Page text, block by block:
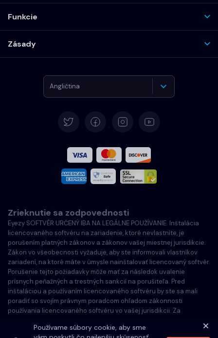
Používame súbory cookie, aby sme
Funkcie
Zásady
Angličtina
Francúzština
Taliansky
Português
Türkçe
Poľský
Zrieknutie sa zodpovednosti
Eyezy SOFTVÉR URČENÝ IBA NA LEGÁLNE POUŽÍVANIE. Inštalácia
licencovaného softvéru na zariadenie, ktoré nevlastníte, je
porušením platných zákonov a zákonov vašej miestnej jurisdikcie.
Zákon vo všeobecnosti vyžaduje, aby ste informovali vlastníkov
zariadení, na ktoré máte v úmysle nainštalovať licencovaný softvér.
Porušenie tejto požiadavky môže mať za následok uvalenie
prísnych peňažných a trestných sankcií na porušiteľa. Pred
inštaláciou a používaním licencovaného softvéru by ste sa mali
poradiť so svojím právnym poradcom ohľadom zákonnosti
používania licencovaného softvéru vo vašej jurisdikcii. Za
zodpovední výlučne vy a ste si vedomí, že spoločnosť Eyezy